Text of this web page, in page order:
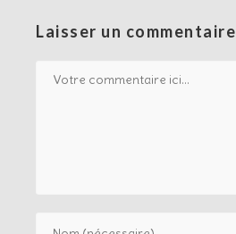
Laisser un commentaire